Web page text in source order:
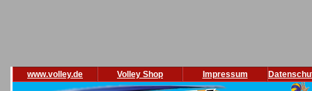
www.volley.de Volley Shop Impressum